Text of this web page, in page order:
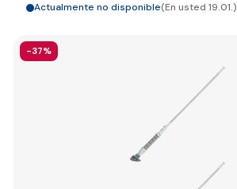
Actualmente no disponible(En usted 19.01.)
-37%